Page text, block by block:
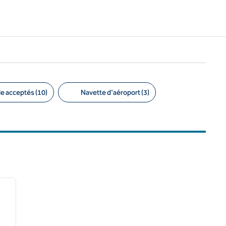
acceptés (10) Navette d'aéroport (3)
image suivante